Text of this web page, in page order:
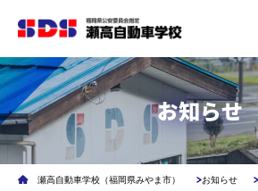
トップページ お知らせ
瀬高自動車学校（福岡県みやま市） お知らせ